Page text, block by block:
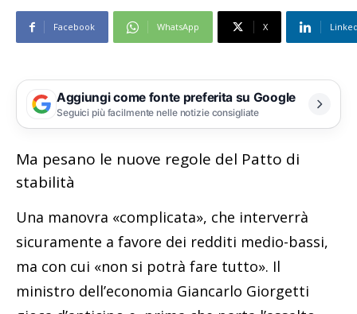
Facebook WhatsApp X
Aggiungi come fonte preferita su Google
Seguici più facilmente nelle notizie consigliate
Ma pesano le nuove regole del Patto di
stabilità
Una manovra «complicata», che interverrà
sicuramente a favore dei redditi medio-bassi,
ma con cui «non si potrà fare tutto». Il
ministro dell’economia Giancarlo Giorgetti